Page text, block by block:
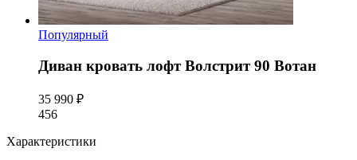
Популярный
Диван кровать лофт Волстрит 90 Вотан
35 990 ₽
456
Характеристики